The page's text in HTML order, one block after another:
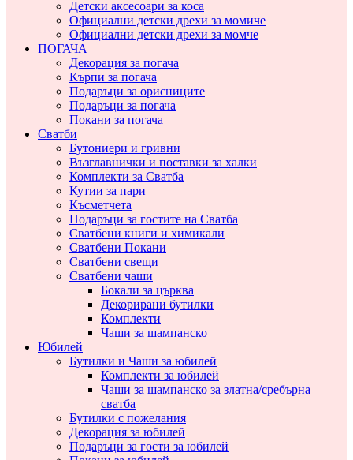
Детски аксесоари за коса
Официални детски дрехи за момиче
Официални детски дрехи за момче
ПОГАЧА
Декорация за погача
Кърпи за погача
Подаръци за орисниците
Подаръци за погача
Покани за погача
Сватби
Бутониери и гривни
Възглавнички и поставки за халки
Комплекти за Сватба
Кутии за пари
Късметчета
Подаръци за гостите на Сватба
Сватбени книги и химикали
Сватбени Покани
Сватбени свещи
Сватбени чаши
Бокали за църква
Декорирани бутилки
Комплекти
Чаши за шампанско
Юбилей
Бутилки и Чаши за юбилей
Комплекти за юбилей
Чаши за шампанско за златна/сребърна
сватба
Бутилки с пожелания
Декорация за юбилей
Подаръци за гости за юбилей